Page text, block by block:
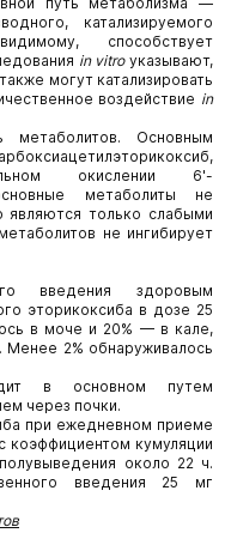
катализируемого
способствует
in vitroуказывают,
могут катализировать
воздействие in
метаболитов. Основным
окислении 6'-
метаболиты не
являются только слабыми
не ингибирует
введения здоровым
эторикоксиба в дозе 25
в моче и 20% — в кале,
2% обнаруживалось
в основном путем
через почки.
при ежедневном приеме
коэффициентом кумуляции
около 22 ч.
введения 25 мг